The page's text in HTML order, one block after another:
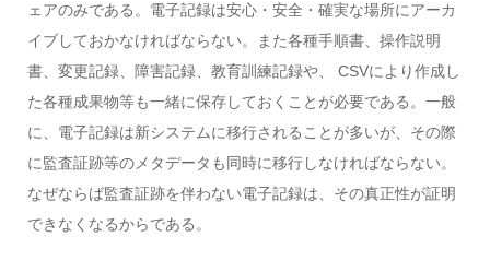
ェアのみである。電子記録は安心・安全・確実な場所にアーカ
イブしておかなければならない。また各種手順書、操作説明
書、変更記録、障害記録、教育訓練記録や、 CSVにより作成し
た各種成果物等も一緒に保存しておくことが必要である。一般
に、電子記録は新システムに移行されることが多いが、その際
に監査証跡等のメタデータも同時に移行しなければならない。
なぜならば監査証跡を伴わない電子記録は、その真正性が証明
できなくなるからである。